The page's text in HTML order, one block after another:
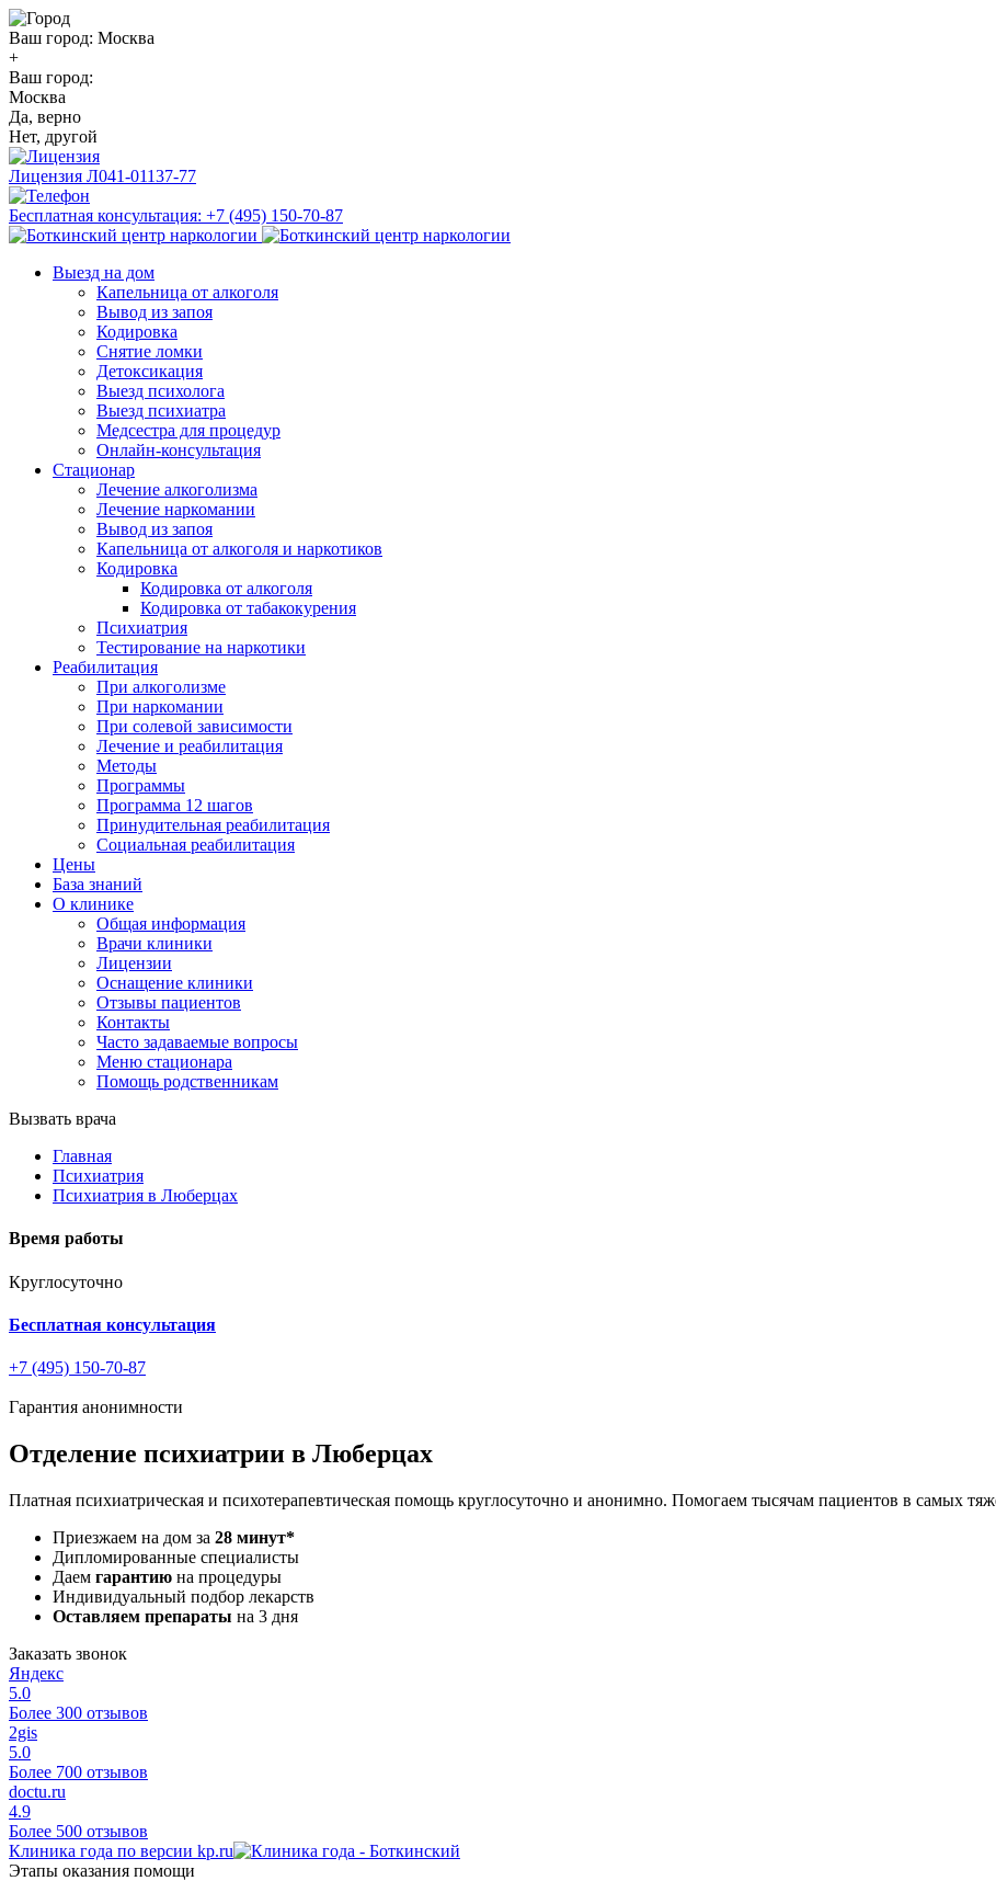
Ваш город: Москва
+
Ваш город:
Москва
Да, верно
Нет, другой
Лицензия Л041-01137-77
Бесплатная консультация: +7 (495) 150-70-87
Выезд на дом
Капельница от алкоголя
Вывод из запоя
Кодировка
Снятие ломки
Детоксикация
Выезд психолога
Выезд психиатра
Медсестра для процедур
Онлайн-консультация
Стационар
Лечение алкоголизма
Лечение наркомании
Вывод из запоя
Капельница от алкоголя и наркотиков
Кодировка
Кодировка от алкоголя
Кодировка от табакокурения
Психиатрия
Тестирование на наркотики
Реабилитация
При алкоголизме
При наркомании
При солевой зависимости
Лечение и реабилитация
Методы
Программы
Программа 12 шагов
Принудительная реабилитация
Социальная реабилитация
Цены
База знаний
О клинике
Общая информация
Врачи клиники
Лицензии
Оснащение клиники
Отзывы пациентов
Контакты
Часто задаваемые вопросы
Меню стационара
Помощь родственникам
Вызвать врача
Главная
Психиатрия
Психиатрия в Люберцах
Время работы
Круглосуточно
Бесплатная консультация
+7 (495) 150-70-87
Гарантия анонимности
Отделение психиатрии в Люберцах
Платная психиатрическая и психотерапевтическая помощь круглосуточно и анонимно. Помогаем тысячам пациентов в самых
Приезжаем на дом за 28 минут*
Дипломированные специалисты
Даем гарантию на процедуры
Индивидуальный подбор лекарств
Оставляем препараты на 3 дня
Заказать звонок
Яндекс
5.0
Более 300 отзывов
2gis
5.0
Более 700 отзывов
doctu.ru
4.9
Более 500 отзывов
Клиника года по версии kp.ru
Этапы оказания помощи